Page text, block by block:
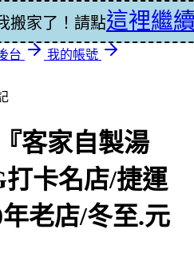
台
我的帳號
客家自製湯
卡名店/捷運
老店/冬至.元
搬家了！請點這裡繼